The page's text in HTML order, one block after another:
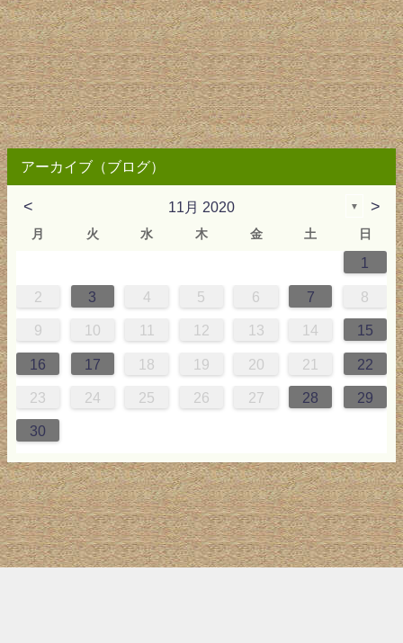
アーカイブ（ブログ）
< 11月 2020 ▼ >
月 火 水 木 金 土 日
1
2 3 4 5 6 7 8
9 10 11 12 13 14 15
16 17 18 19 20 21 22
23 24 25 26 27 28 29
30